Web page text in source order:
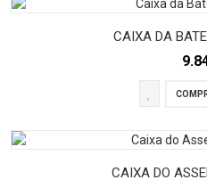
CAIXA DA
CAIXA DO